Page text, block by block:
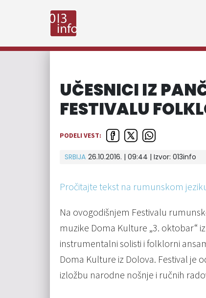
UČESNICI IZ
FESTIVALU
PODELI VEST:
SRBIJA 26.10.2016. | 09:44 | Izvor: 013info
Pročitajte tekst na rumunskom
Na ovogodišnjem Festivalu
muzike Doma Kulture „3. oktobar“
instrumentalni solisti i folklorni
Doma Kulture iz Dolova. Festival je
izložbu narodne nošnje i ručnih